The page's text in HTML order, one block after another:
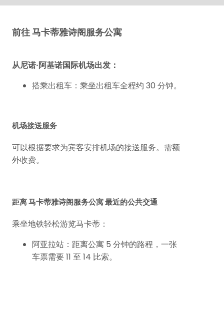
前往 马卡蒂雅诗阁服务公寓
从尼诺·阿基诺国际机场出发：
搭乘出租车：乘坐出租车全程约 30 分钟。
机场接送服务
可以根据要求为宾客安排机场的接送服务。需额
外收费。
距离 马卡蒂雅诗阁服务公寓 最近的公共交通
乘坐地铁轻松游览马卡蒂：
阿亚拉站：距离公寓 5 分钟的路程，一张
车票需要 11 至 14 比索。